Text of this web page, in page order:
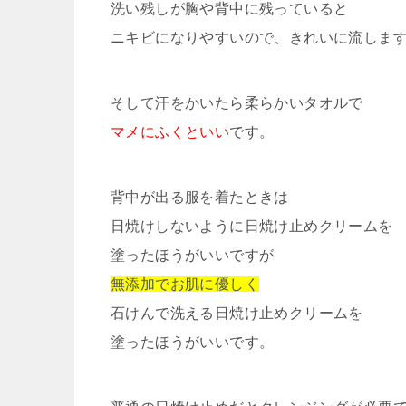
洗い残しが胸や背中に残っていると
ニキビになりやすいので、きれいに流しま
そして汗をかいたら柔らかいタオルで
マメにふくといいです。
背中が出る服を着たときは
日焼けしないように日焼け止めクリームを
塗ったほうがいいですが
無添加でお肌に優しく
石けんで洗える日焼け止めクリームを
塗ったほうがいいです。